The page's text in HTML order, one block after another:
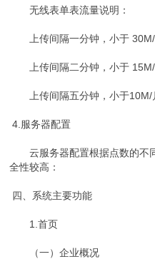
无线表单表流量说明：
上传间隔一分钟，小于 30M/
上传间隔二分钟，小于 15M/
上传间隔五分钟，小于10M/
4.服务器配置
云服务器配置根据点数的不
全性较高：
四、系统主要功能
1.首页
（一）企业概况